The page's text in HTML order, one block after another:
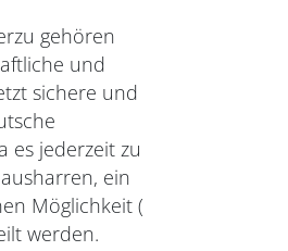
gehören
und
sichere und
es jederzeit zu
ein
Möglichkeit (
werden.